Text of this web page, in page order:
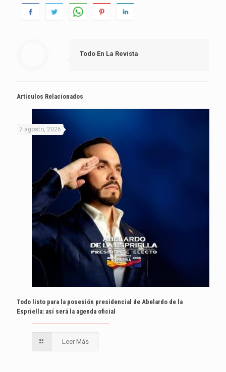
Todo En La Revista
Artículos Relacionados
7 agosto, 2026
Todo listo para la posesión presidencial de Abelardo de la
Espriella: así será la agenda oficial
Leer Más